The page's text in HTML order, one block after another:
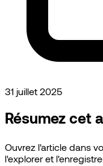
31 juillet 2025
Résumez cet
Ouvrez l'article dans
l'explorer et